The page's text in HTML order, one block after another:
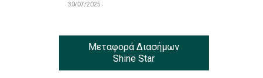
30/07/2025
Μεταφορά Διασήμων
Shine Star